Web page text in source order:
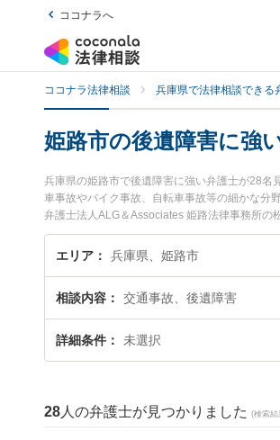
ココナラへ
ココナラ法律相談 兵庫県で法律相談できる
姫路市の後遺障害に強
兵庫県の姫路市で後遺障害に強い弁護士が28名
車事故やバイク事故、自転車事故等の細かな分
弁護士法人ALG＆Associates 姫路法律事務所の
ブルを今すぐに弁護士に相談したい』『後遺障
約したい』などでお困りの相談者さんにおすすめ
エリア 兵庫県、姫路市
相談内容 交通事故、後遺障害
詳細条件 未選択
28 人の弁護士が見つかりました (検索結